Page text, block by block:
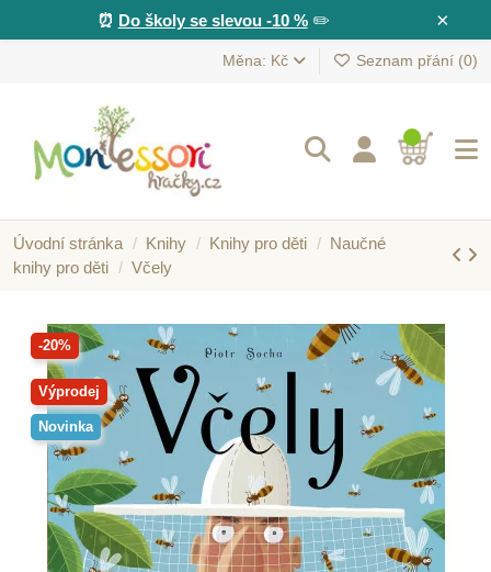
×
⏰ Do školy se slevou -10 %✏️
Měna: Kč Seznam přání (0)
Úvodní stránka Knihy Knihy pro děti
Naučné
knihy pro děti
Včely
-20%
Výprodej
Novinka